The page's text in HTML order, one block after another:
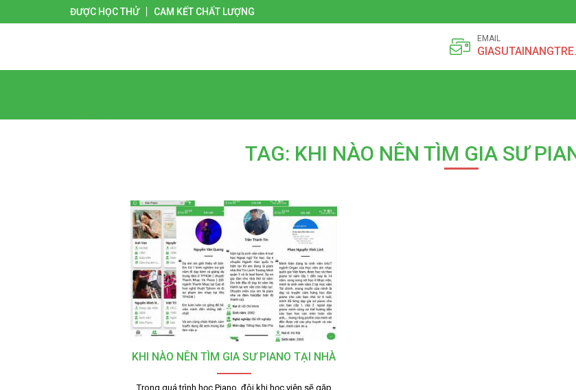
ĐƯỢC HỌC THỬ CAM KẾT CHẤT LƯỢNG
EMAIL
TAG: KHI NÀO NÊN TÌM GIA SƯ
KHI NÀO NÊN TÌM GIA SƯ PIANO TẠI NHÀ
Trong quá trình học Piano, đôi khi học viên sẽ gặp